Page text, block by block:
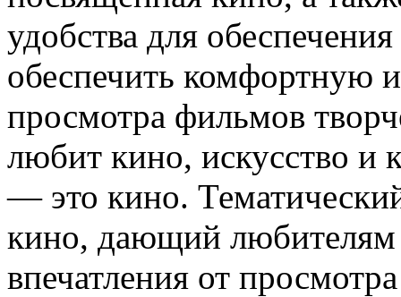
удобства для
обеспечить комфортную
просмотра фильмов
любит кино, искусство и
— это кино.
кино, дающий любителям
впечатления от